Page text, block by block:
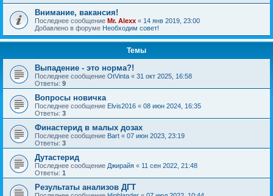
Внимание, вакансия!
Последнее сообщение Mr. Alexx « 14 янв 2019, 23:00
Добавлено в форуме Необходим совет!
Темы
Выпадение - это норма?!
Последнее сообщение OtVinta « 31 окт 2025, 16:58
Ответы: 9
Вопросы новичка
Последнее сообщение Elvis2016 « 08 июн 2024, 16:35
Ответы: 3
Финастерид в малых дозах
Последнее сообщение Bart « 07 июн 2023, 23:19
Ответы: 3
Дутастерид
Последнее сообщение Джирайя « 11 сен 2022, 21:48
Ответы: 1
Результаты анализов ДГТ